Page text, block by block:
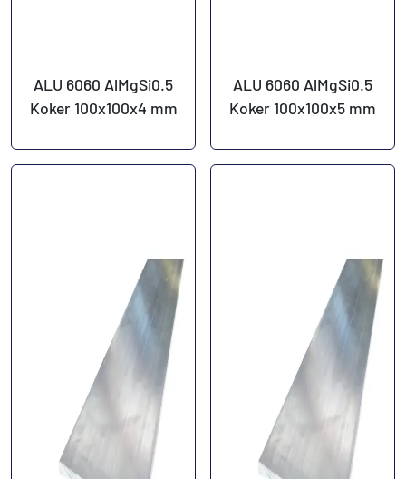
ALU 6060 AlMgSi0.5
Koker 100x100x4 mm
ALU 6060 AlMgSi0.5
Koker 100x100x5 mm